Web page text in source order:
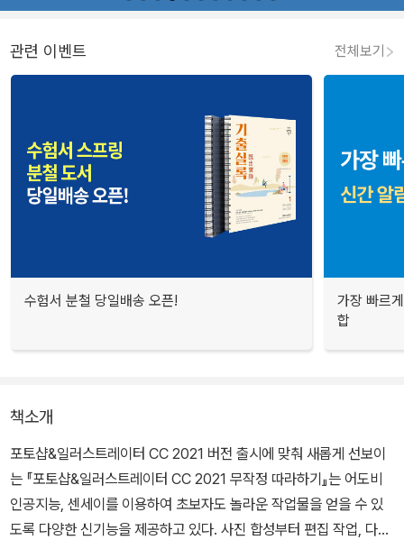
관련 이벤트 전체보기
수험서 분철 당일배송 오픈!
가장 빠르
합
책소개
포토샵&일러스트레이터 CC 2021 버전 출시에 맞춰 새롭게 선보이
는 『포토샵&일러스트레이터 CC 2021 무작정 따라하기』는 어도비
인공지능, 센세이를 이용하여 초보자도 놀라운 작업물을 얻을 수 있
도록 다양한 신기능을 제공하고 있다. 사진 합성부터 편집 작업, 다양